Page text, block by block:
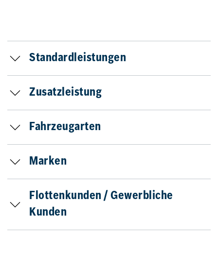
Standardleistungen
Zusatzleistung
Fahrzeugarten
Marken
Flottenkunden / Gewerbliche
Kunden